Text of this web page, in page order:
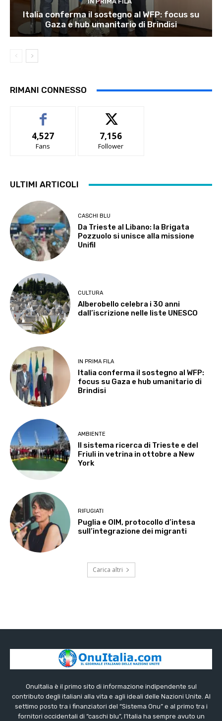
Italia conferma il sostegno al WFP: focus su
Gaza e hub umanitario di Brindisi
RIMANI CONNESSO
4,527
Fans
7,156
Follower
ULTIMI ARTICOLI
CASCHI BLU
Da Trieste al Libano: la Brigata
Pozzuolo si unisce alla missione
Unifil
CULTURA
Alberobello celebra i 30 anni
dall’iscrizione nelle liste UNESCO
IN PRIMA FILA
Italia conferma il sostegno al WFP:
focus su Gaza e hub umanitario di
Brindisi
AMBIENTE
Il sistema ricerca di Trieste e del
Friuli in vetrina in ottobre a New
York
RIFUGIATI
Puglia e OIM, protocollo d’intesa
sull’integrazione dei migranti
Carica altri
OnuItalia è il primo sito di informazione indipendente sul
contributo degli italiani alla vita e agli ideali delle Nazioni Unite. Al
settimo posto tra i finanziatori del “Sistema Onu” e al primo tra i
fornitori occidentali di “caschi blu”, l’Italia ha sempre avuto un